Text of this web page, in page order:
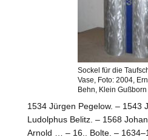
Sockel für die
Vase, Foto: 2004,
Behn, Klein Gußborn
1534 Jürgen Pegelow. – 1543
Ludolphus Belitz. – 1568
Arnold … – 16.. Bolte. –